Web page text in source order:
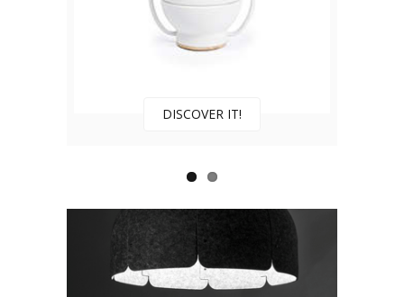
DISCOVER IT!